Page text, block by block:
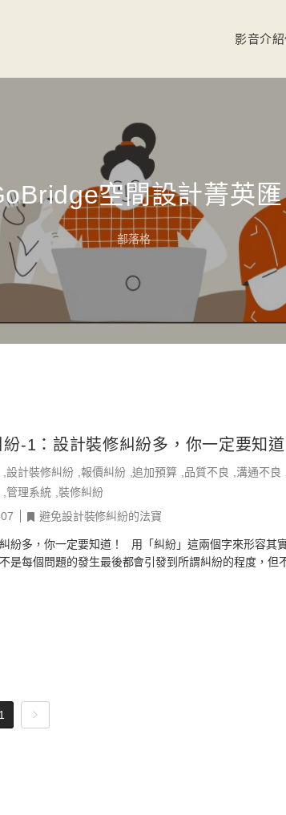
影音介紹
空間設計菁英匯
部落格
-1：設計裝修糾紛多，你一定要知道
設計裝修糾紛 報價糾紛 追加預算 品質不良 溝通不良
管理系統 裝修糾紛
避免設計裝修糾紛的法寶
要知道！ 用「糾紛」這兩個字來形容其實有時候是略為
是每個問題的發生最後都會引發到所謂糾紛的程度，但
1